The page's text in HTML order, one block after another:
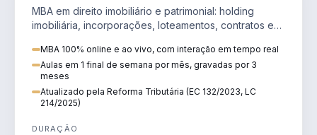
MBA em direito imobiliário e patrimonial: holding
imobiliária, incorporações, loteamentos, contratos e
MBA 100% online e ao vivo, com interação em tempo real
Aulas em 1 final de semana por mês, gravadas por 3
meses
Atualizado pela Reforma Tributária (EC 132/2023, LC
214/2025)
DURAÇÃO